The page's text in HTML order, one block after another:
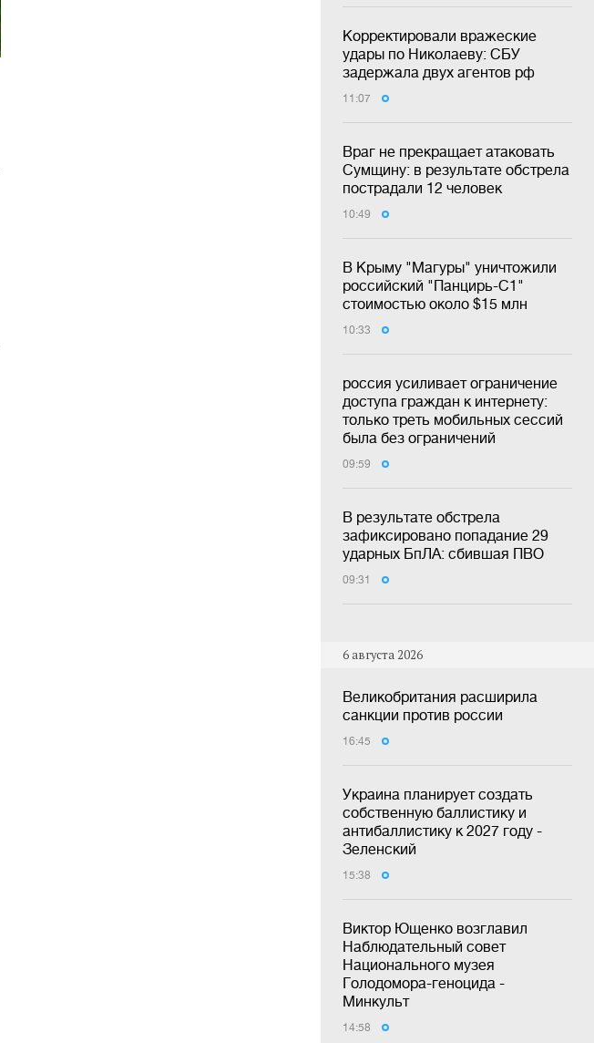
Корректировали вражеские
удары по Николаеву: СБУ
задержала двух агентов рф
11:07
Враг не прекращает атаковать
Сумщину: в результате обстрела
пострадали 12 человек
10:49
В Крыму "Магуры" уничтожили
российский "Панцирь-С1"
стоимостью около $15 млн
10:33
россия усиливает ограничение
доступа граждан к интернету:
только треть мобильных сессий
была без ограничений
09:59
В результате обстрела
зафиксировано попадание 29
ударных БпЛА: сбившая ПВО
09:31
6 августа 2026
Великобритания расширила
санкции против россии
16:45
Украина планирует создать
собственную баллистику и
антибаллистику к 2027 году -
Зеленский
15:38
Виктор Ющенко возглавил
Наблюдательный совет
Национального музея
Голодомора-геноцида -
Минкульт
14:58